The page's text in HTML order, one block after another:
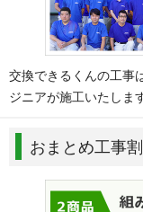
交換できるくんの工事
ジニアが施工いたしま
おまとめ工事